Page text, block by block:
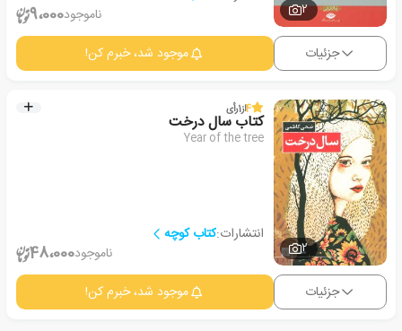
2
ناموجود9،000
جزئیات موجود شد، خبرم کن!
2
4از1رأی
کتاب سال درخت
Year of the tree
انتشارات:کتاب کوچه
ناموجود48،000
جزئیات موجود شد، خبرم کن!